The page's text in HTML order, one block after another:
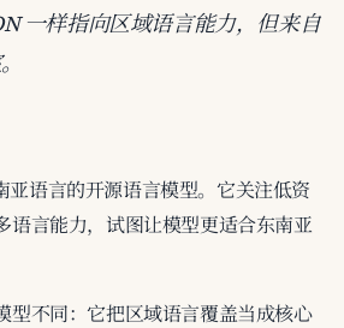
一样指向区域语言能力，但来自
亚语言的开源语言模型。它关注低资
语言能力，试图让模型更适合东南亚
型不同：它把区域语言覆盖当成核心